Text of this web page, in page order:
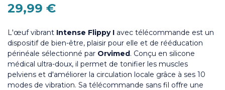
29,99 €
L'œuf vibrant Intense Flippy I avec télécommande est un
dispositif de bien-être, plaisir pour elle et de rééducation
périnéale sélectionné par Orvimed. Conçu en silicone
médical ultra-doux, il permet de tonifier les muscles
pelviens et d'améliorer la circulation locale grâce à ses 10
modes de vibration. Sa télécommande sans fil offre une